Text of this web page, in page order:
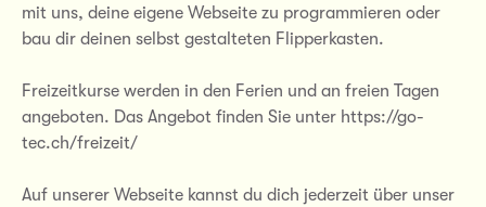
mit uns, deine eigene Webseite zu programmieren oder
bau dir deinen selbst gestalteten Flipperkasten.
Freizeitkurse werden in den Ferien und an freien Tagen
angeboten. Das Angebot finden Sie unter https://go-
tec.ch/freizeit/
Auf unserer Webseite kannst du dich jederzeit über unser